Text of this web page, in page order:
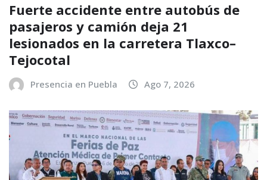
Fuerte accidente entre autobús de
pasajeros y camión deja 21
lesionados en la carretera Tlaxco–
Tejocotal
Presencia en Puebla Ago 7, 2026